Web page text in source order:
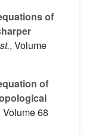
of
, Volume
of
Volume 68